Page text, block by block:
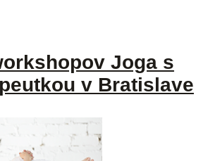
Joga s
v Bratislave